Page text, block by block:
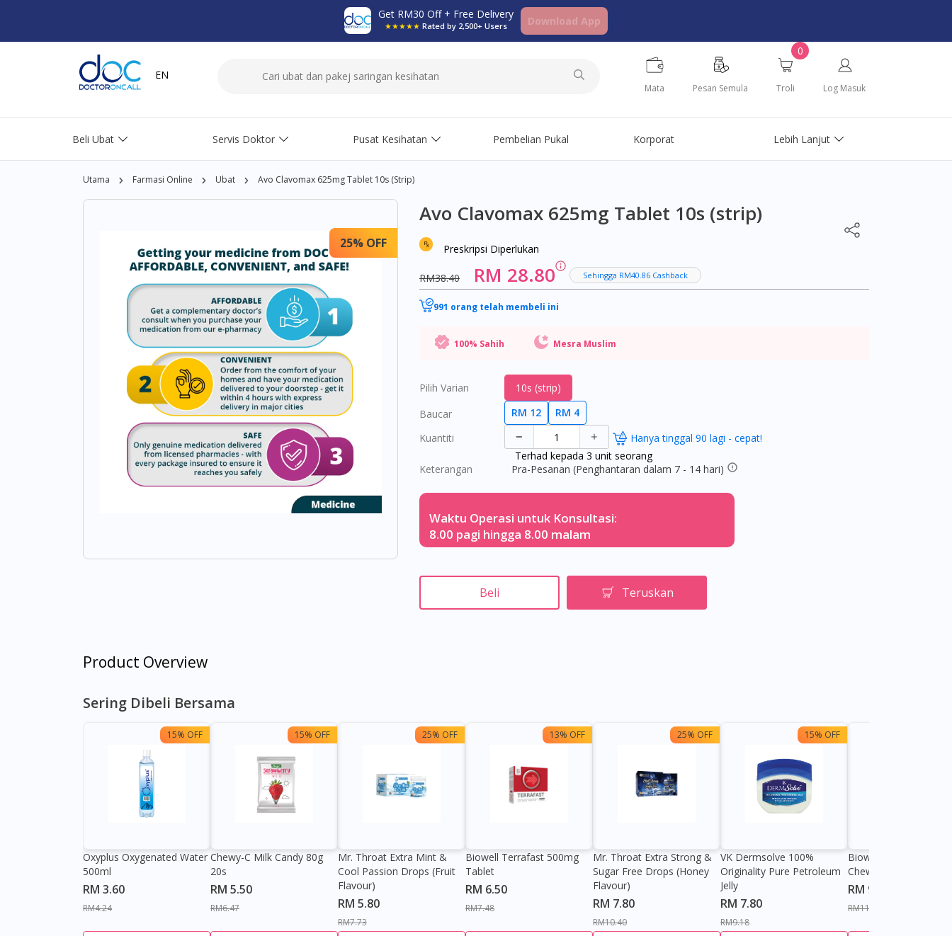
Get RM30 Off + Free Delivery
★★★★★ Rated by 2,500+ Users Download App
EN
Mata Pesan Semula
0
Troli Log Masuk
Beli Ubat Servis Doktor Pusat Kesihatan Pembelian Pukal Korporat Lebih Lanjut
Utama Farmasi Online Ubat Avo Clavomax 625mg Tablet 10s (strip)
25% OFF
Avo Clavomax 625mg Tablet 10s (strip)
Preskripsi Diperlukan
RM38.40 RM 28.80 Sehingga RM40.86 Cashback
991 orang telah membeli ini
100% Sahih Mesra Muslim
Pilih Varian
10s (strip)
Baucar
RM 12
RM 4
Kuantiti
Hanya tinggal 90 lagi - cepat!
Terhad kepada 3 unit seorang
Keterangan
Pra-Pesanan (Penghantaran dalam 7 - 14 hari)
Waktu Operasi untuk Konsultasi:
8.00 pagi hingga 8.00 malam
Beli Teruskan
Product Overview
Sering Dibeli Bersama
15% OFF
Oxyplus Oxygenated Water
500ml
RM 3.60
RM4.24
15% OFF
Chewy-C Milk Candy 80g
20s
RM 5.50
RM6.47
25% OFF
Mr. Throat Extra Mint &
Cool Passion Drops (Fruit
Flavour)
RM 5.80
RM7.73
13% OFF
Biowell Terrafast 500mg
Tablet
RM 6.50
RM7.48
25% OFF
Mr. Throat Extra Strong &
Sugar Free Drops (Honey
Flavour)
RM 7.80
RM10.40
15% OFF
VK Dermsolve 100%
Originality Pure Petroleum
Jelly
RM 7.80
RM9.18
Biowell Zeero 200mg
Chewable Tablet
RM 9.80
RM11.27